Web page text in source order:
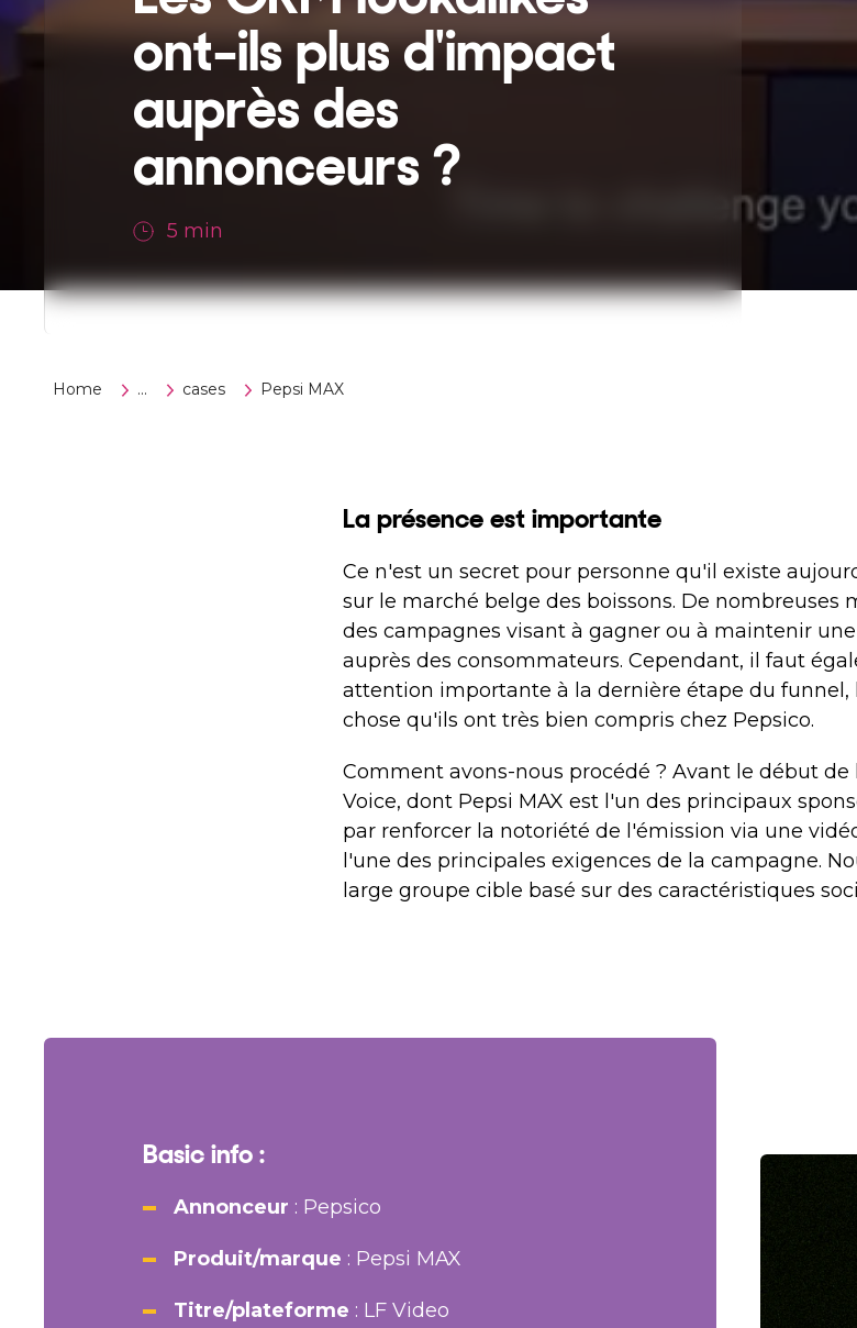
ont-ils plus d'impact
auprès des
annonceurs ?
5 min
Home ... cases Pepsi MAX
La présence est importante
Ce n'est un secret pour personne qu'il existe
sur le marché belge des boissons. De nombreuses
des campagnes visant à gagner ou à maintenir
auprès des consommateurs. Cependant, il faut
attention importante à la dernière étape du
chose qu'ils ont très bien compris chez Pepsico.
Comment avons-nous procédé ? Avant le début de
Voice, dont Pepsi MAX est l'un des principaux
par renforcer la notoriété de l'émission via une
l'une des principales exigences de la campagne.
large groupe cible basé sur des caractéristiques
Basic info:
Annonceur : Pepsico
Produit/marque : Pepsi MAX
Titre/plateforme : LF Video